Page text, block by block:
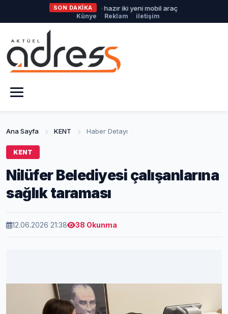
SON DAKİKA
Büyükşehir'den afetlere hazır iki yeni mobil araç
Künye Reklam iletişim
Ana Sayfa KENT Haber Detayı
KENT
Nilüfer Belediyesi çalışanlarına
sağlık taraması
12.06.2026 21:38 38 Okunma